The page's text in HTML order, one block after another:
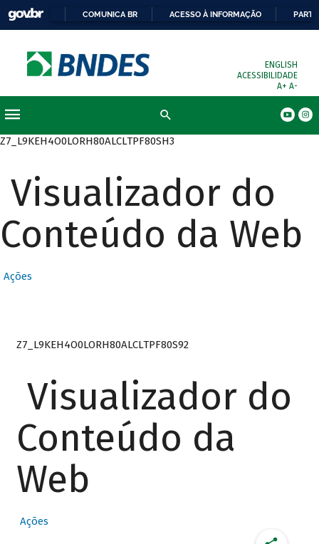
COMUNICA BR ACESSO À INFORMAÇÃO
ENGLISH
ACESSIBILIDADE
A+ A-
Z7_L9KEH4O0LORH80ALCLTPF80SH3
Visualizador do
Conteúdo da Web
Ações
Z7_L9KEH4O0LORH80ALCLTPF80S92
Visualizador do
Conteúdo da
Web
Ações